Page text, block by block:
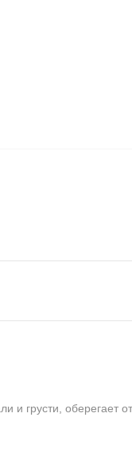
грусти, оберегает